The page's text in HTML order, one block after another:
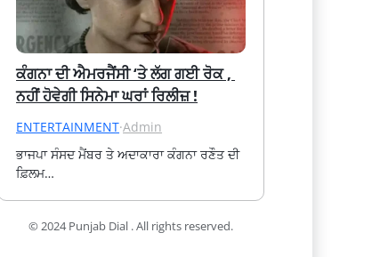
ਕੰਗਨਾ ਦੀ ਐਮਰਜੈਂਸੀ ‘ਤੇ ਲੱਗ ਗਈ ਰੋਕ ,
ਨਹੀਂ ਹੋਵੇਗੀ ਸਿਨੇਮਾ ਘਰਾਂ ਰਿਲੀਜ਼ !
ENTERTAINMENT·Admin
ਭਾਜਪਾ ਸੰਸਦ ਮੈਂਬਰ ਤੇ ਅਦਾਕਾਰਾ ਕੰਗਨਾ ਰਣੌਤ ਦੀ
ਫ਼ਿਲਮ…
© 2024 Punjab Dial . All rights reserved.